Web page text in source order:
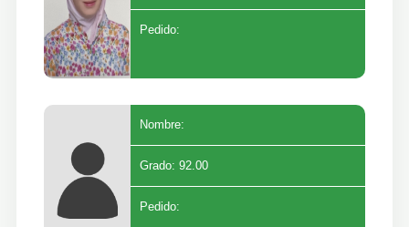
Pedido:
Nombre:
Grado: 92.00
Pedido: